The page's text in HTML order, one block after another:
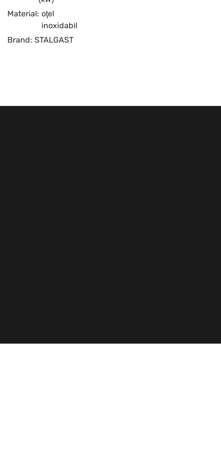
Material: oţel
inoxidabil
Brand: STALGAST